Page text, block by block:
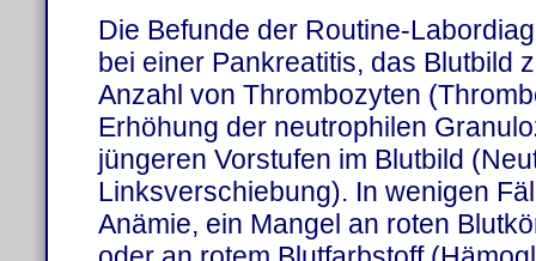
Die Befunde der Routine-
bei einer Pankreatitis, das Blutbild
Anzahl von Thrombozyten
Erhöhung der neutrophilen
jüngeren Vorstufen im Blutbild
Linksverschiebung). In wenigen
Anämie, ein Mangel an roten